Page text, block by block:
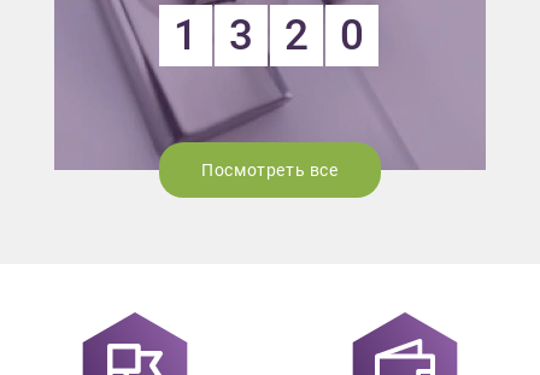
1 3 2 0
Посмотреть все